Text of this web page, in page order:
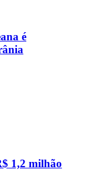
é
1,2 milhão